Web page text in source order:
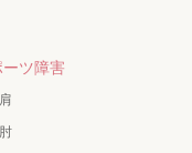
ツ障害